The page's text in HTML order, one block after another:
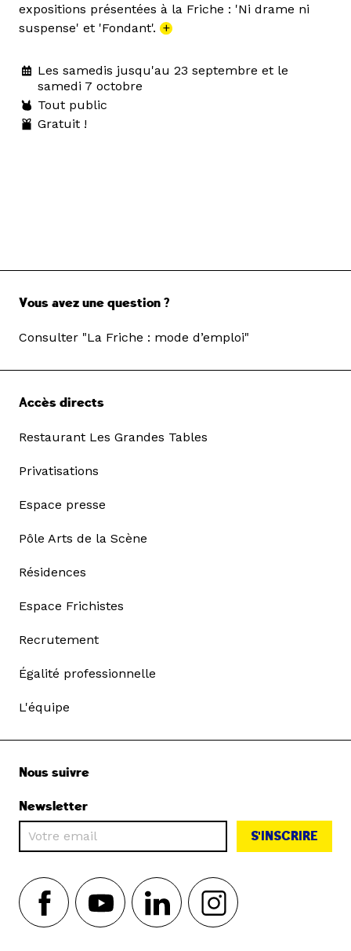
expositions présentées à la Friche : 'Ni drame ni
suspense' et 'Fondant'. +
Les samedis jusqu'au 23 septembre et le
samedi 7 octobre
Tout public
Gratuit !
Vous avez une question ?
Consulter "La Friche : mode d’emploi"
Accès directs
Restaurant Les Grandes Tables
Privatisations
Espace presse
Pôle Arts de la Scène
Résidences
Espace Frichistes
Recrutement
Égalité professionnelle
L'équipe
Nous suivre
Newsletter
S'INSCRIRE